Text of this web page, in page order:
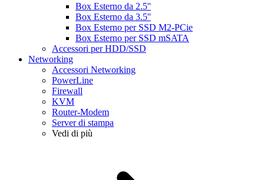
Box Esterno da 2.5''
Box Esterno da 3.5''
Box Esterno per SSD M2-PCie
Box Esterno per SSD mSATA
Accessori per HDD/SSD
Networking
Accessori Networking
PowerLine
Firewall
KVM
Router-Modem
Server di stampa
Vedi di più